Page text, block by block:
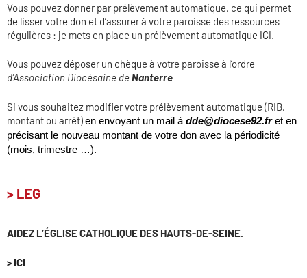
Vous pouvez donner par prélèvement automatique, ce qui permet
de lisser votre don et d’assurer à votre paroisse des ressources
régulières : je mets en place un prélèvement automatique ICI
Vous pouvez déposer un chèque à votre paroisse à l’ordre
d’Association Diocésaine deNanterre
Si vous souhaitez modifier votre prélèvement automatique (RIB,
montant ou arrêt)en envoyant un mail à dde@diocese92.fret en
précisant le nouveau montant de votre don avec la périodicité
(mois, trimestre …).
> LEG
AIDEZ L’ÉGLISE CATHOLIQUE DES HAUTS-DE-SEINE.
> ICI